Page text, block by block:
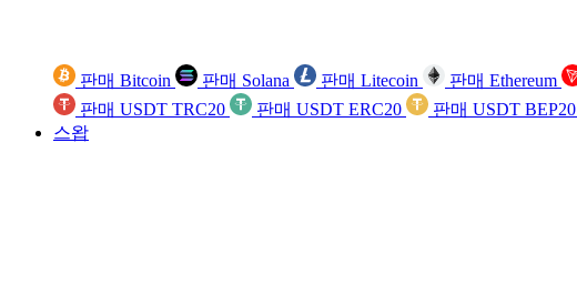
판매 Bitcoin 판매 Solana 판매 Litecoin 판매 Ethereum
판매 USDT TRC20
판매 USDT ERC20 판매 USDT BEP20
스왑